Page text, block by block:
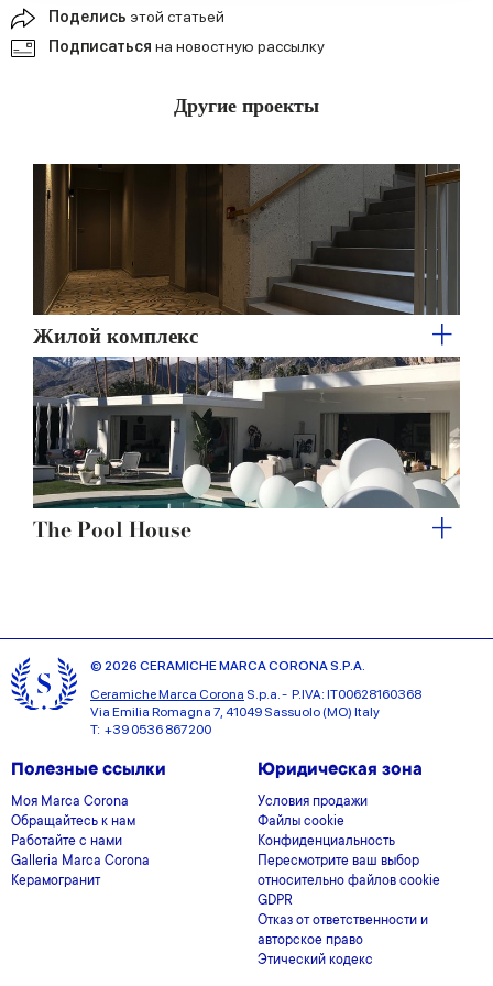
may combine it with other information that you’ve
provided to them or that they’ve collected from your use
Поделись этой статьей
Подписаться на новостную рассылку
Другие проекты
Жилой комплекс
The Pool House
© 2026 CERAMICHE MARCA CORONA S.P.A.
Ceramiche Marca Corona S.p.a. - P.IVA: IT00628160368
Via Emilia Romagna 7, 41049 Sassuolo (MO) Italy
T: +39 0536 867200
Полезные ссылки
Моя Marca Corona
Обращайтесь к нам
Работайте с нами
Galleria Marca Corona
Керамогранит
Юридическая зона
Условия продажи
Файлы cookie
Конфиденциальность
Пересмотрите ваш выбор
относительно файлов cookie
GDPR
Отказ от ответственности и
авторское право
Этический кодекс